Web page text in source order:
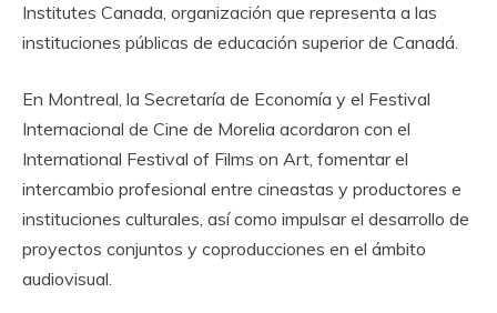
Institutes Canada, organización que representa a las
instituciones públicas de educación superior de Canadá.
En Montreal, la Secretaría de Economía y el Festival
Internacional de Cine de Morelia acordaron con el
International Festival of Films on Art, fomentar el
intercambio profesional entre cineastas y productores e
instituciones culturales, así como impulsar el desarrollo de
proyectos conjuntos y coproducciones en el ámbito
audiovisual.